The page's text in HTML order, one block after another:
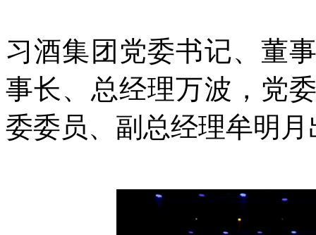
习酒集团党委书记、董
事长、总经理万波，党
委委员、副总经理牟明